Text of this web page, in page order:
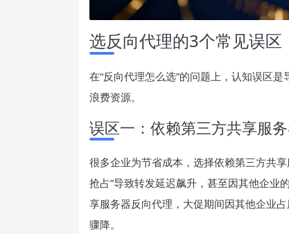
选反向代理的3个常见误区
在“反向代理怎么选”的问题上，认知误区
浪费资源。
误区一：依赖第三方共享服
很多企业为节省成本，选择依赖第三方共
抢占”导致转发延迟飙升，甚至因其他企业
享服务器反向代理，大促期间因其他企业
骤降。